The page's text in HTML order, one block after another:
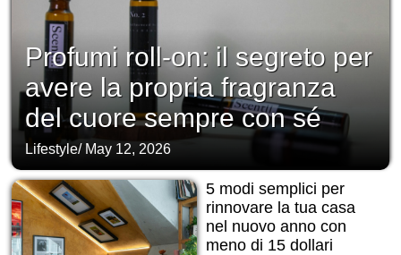
Profumi roll-on: il segreto per
avere la propria fragranza
del cuore sempre con sé
Lifestyle/ May 12, 2026
5 modi semplici per
rinnovare la tua casa
nel nuovo anno con
meno di 15 dollari